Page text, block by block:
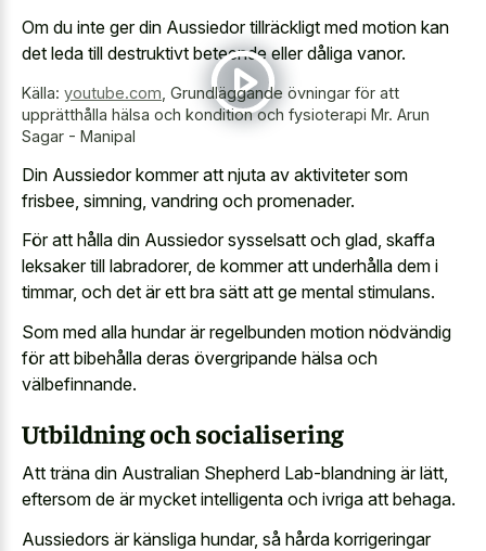
Om du inte ger din Aussiedor tillräckligt med motion kan
det leda till destruktivt beteende eller dåliga vanor.
Källa: youtube.com, Grundläggande övningar för att
upprätthålla hälsa och kondition och fysioterapi Mr. Arun
Sagar - Manipal
Din Aussiedor kommer att njuta av aktiviteter som
frisbee, simning, vandring och promenader.
För att hålla din Aussiedor sysselsatt och glad, skaffa
leksaker till labradorer, de kommer att underhålla dem i
timmar, och det är ett bra sätt att ge mental stimulans.
Som med alla hundar är regelbunden motion nödvändig
för att bibehålla deras övergripande hälsa och
välbefinnande.
Utbildning och socialisering
Att träna din Australian Shepherd Lab-blandning är lätt,
eftersom de är mycket intelligenta och ivriga att behaga.
Aussiedors är känsliga hundar, så hårda korrigeringar